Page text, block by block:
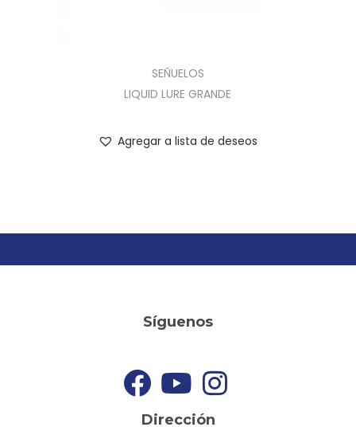
SEÑUELOS
LIQUID LURE GRANDE
Agregar a lista de deseos
Síguenos
Dirección